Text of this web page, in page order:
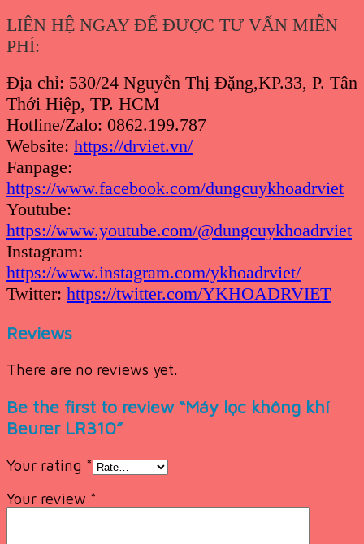
LIÊN HỆ NGAY ĐỂ ĐƯỢC TƯ VẤN MIỄN
PHÍ:
Địa chỉ: 530/24 Nguyễn Thị Đặng,KP.33, P. Tân
Thới Hiệp, TP. HCM
Hotline/Zalo: 0862.199.787
Website: https://drviet.vn/
Fanpage:
https://www.facebook.com/dungcuykhoadrviet
Youtube:
https://www.youtube.com/@dungcuykhoadrviet
Instagram:
https://www.instagram.com/ykhoadrviet/
Twitter: https://twitter.com/YKHOADRVIET
Reviews
There are no reviews yet.
Be the first to review “Máy lọc không khí
Beurer LR310”
Your rating *
Your review *